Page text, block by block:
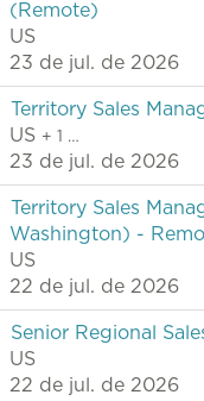
(Remote)
US
23 de jul. de 2026
Territory Sales
US + 1 …
23 de jul. de 2026
Territory Sales
Washington) -
US
22 de jul. de 2026
Senior Regional
US
22 de jul. de 2026